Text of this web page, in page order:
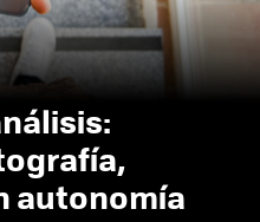
autonomía